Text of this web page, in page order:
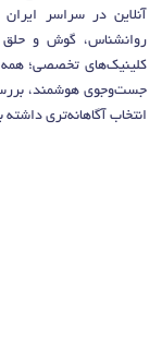
آنلاین در سراسر
روانشناس، گوش و حلق
کلینیک‌های تخصصی؛ همه
جست‌وجوی هوشمند،
انتخاب آگاهانه‌تری